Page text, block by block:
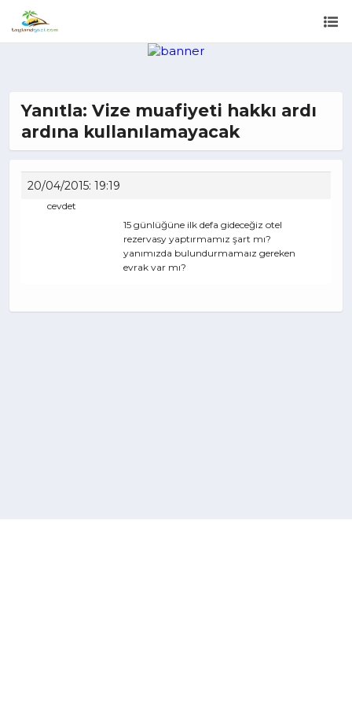
Yanıtla: Vize muafiyeti hakkı ardı
ardına kullanılamayacak
20/04/2015: 19:19
cevdet
15 günlüğüne ilk defa gideceğiz otel
rezervasy yaptırmamız şart mı?
yanımızda bulundurmamaız gereken
evrak var mı?